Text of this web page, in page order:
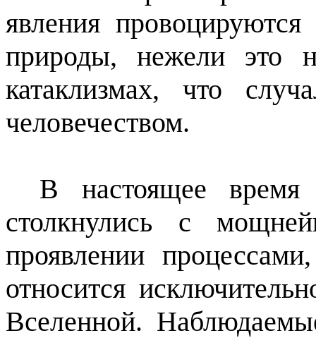
явления
природы, нежели это
катаклизмах, что
человечеством.
В настоящее
столкнулись с
проявлении
относится
Вселенной.